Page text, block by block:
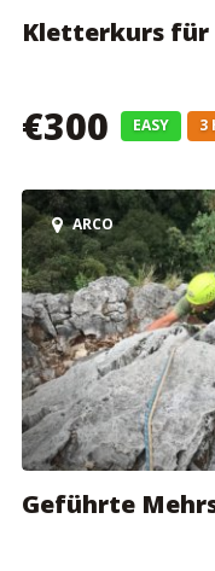
Kletterkurs für
€300 EASY 3
ARCO
Geführte